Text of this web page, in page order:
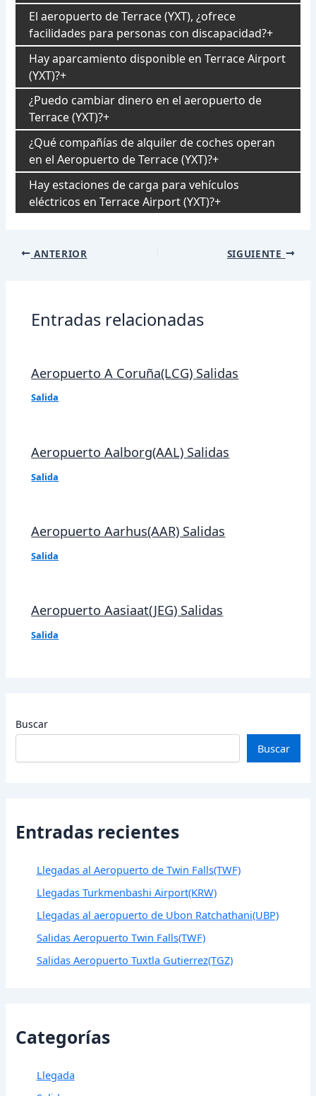
El aeropuerto de Terrace (YXT), ¿ofrece
facilidades para personas con discapacidad?
Hay aparcamiento disponible en Terrace Airport
(YXT)?
¿Puedo cambiar dinero en el aeropuerto de
Terrace (YXT)?
¿Qué compañías de alquiler de coches operan
en el Aeropuerto de Terrace (YXT)?
Hay estaciones de carga para vehículos
eléctricos en Terrace Airport (YXT)?
Navegación
ANTERIOR SIGUIENTE
Entradas relacionadas
Aeropuerto A Coruña(LCG) Salidas
Salida
Aeropuerto Aalborg(AAL) Salidas
Salida
Aeropuerto Aarhus(AAR) Salidas
Salida
Aeropuerto Aasiaat(JEG) Salidas
Salida
Buscar
Buscar
Entradas recientes
Llegadas al Aeropuerto de Twin Falls(TWF)
Llegadas Turkmenbashi Airport(KRW)
Llegadas al aeropuerto de Ubon Ratchathani(UBP)
Salidas Aeropuerto Twin Falls(TWF)
Salidas Aeropuerto Tuxtla Gutierrez(TGZ)
Categorías
Llegada